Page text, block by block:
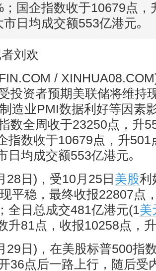
；国企指数收于10679点，
日均成交额553亿港元｡
刘欢
/
投资者预期美联储将维持
造业PMI数据利好等因素
数全周收于23250点，升
指数收于10679点，升501
日均成交额553亿港元｡
28日)，受10月25日 美股利
平稳，最终收报22807点
全日总成交481亿港元(1美
升81点，收报10258点，
29日)，在美股标普500指
36点后一路上行，随后受